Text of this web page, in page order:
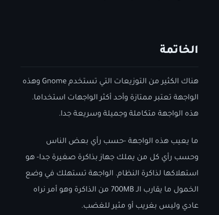
الخاتمة
هناك الكثير من التوزيعات التي تستخدم Gnome وهذه
الواجهة تعتبر ممتازة وأحد أكثر الواجهات استخداما.
هذه الواجهة متكاملة وجميلة وسريعة جدا.
ما يعيب هذه الواجهة -حسب رأي بعض الناس
وحسب رأي كل من يملك جهاز بذاكرة صغيرة جدا- هو
استهلاكها لذاكرة النظام. الواجهة تستهلك في وضع
الخمول ما يقارب الـ 700MB من الذاكرة وهو أمر نراه
عادي وليس بغريب أو مثير للغضب.